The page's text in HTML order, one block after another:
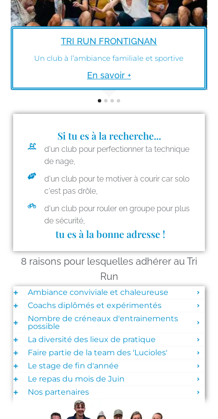
TRI RUN FRONTIGNAN
Un club à l’ambiance familiale et sportive
En savoir +
Si tu es à la recherche...
d'un club pour perfectionner ta technique
de nage,
d'un club pour te motiver à courir car solo
c'est pas drôle,
d'un club pour rouler en groupe pour plus
de sécurité,
tu es à la bonne adresse !
8 raisons pour lesquelles adhérer au Tri
Run
Ambiance conviviale et chaleureuse
Coachs diplômés et expérimentés
Nombre de créneaux d'entrainements
possible
La diversité des lieux de pratique
Faire partie de la team des 'Lucioles'
Le stage de fin d'année
Le repas du mois de Juin
Nos partenaires